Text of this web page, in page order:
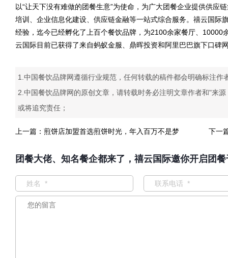
以“让天下没有难做的团餐生意”为使命，为广大团餐企业提供供应
培训、企业信息化建设、供应链金融等一站式综合服务。禧云国际
经验，迄今已经孵化了上百个餐饮品牌，为2100余家餐厅、10000
云国际目前已获得了来自蚂蚁金服、鼎晖投资和阿里巴巴旗下口碑
1.中国餐饮品牌网遵循行业规范，任何转载的稿件都会明确标注作
2.中国餐饮品牌网的原创文章，请转载时务必注明文章作者和"来
或将追究责任；
上一篇： 煎饼店加盟首选煎饼时光，年入百万不是梦 下一
团餐大佬、知名餐企都来了，禧云国际邀你开启团